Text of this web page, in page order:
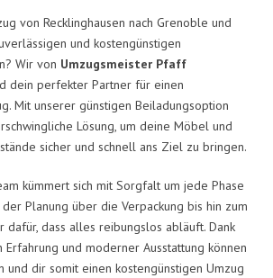
von Recklinghausen nach Grenoble und
und kostengünstigen
Wir von Umzugsmeister Pfaff
dein perfekter Partner für einen
Mit unserer günstigen Beiladungsoption
Lösung, um deine Möbel und
sicher und schnell ans Ziel zu bringen.
kümmert sich mit Sorgfalt um jede Phase
Planung über die Verpackung bis hin zum
dafür, dass alles reibungslos abläuft. Dank
und moderner Ausstattung können
dir somit einen kostengünstigen Umzug